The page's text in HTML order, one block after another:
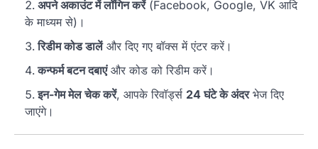
अपने अकाउंट में लॉगिन करें(Facebook, Google, VK आदि
के माध्यम से)।
रिडीम कोड डालेंऔर दिए गए बॉक्स में एंटर करें।
कन्फर्म बटन दबाएंऔर कोड को रिडीम करें।
इन-गेम मेल चेक करें, आपके रिवॉर्ड्स 24 घंटे के अंदरभेज दिए
जाएंगे।